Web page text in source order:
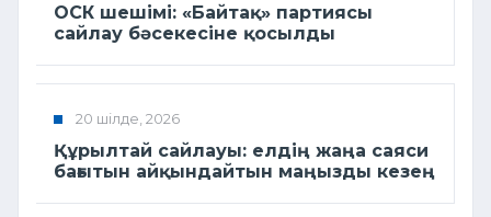
ОСК шешімі: «Байтақ» партиясы
сайлау бәсекесіне қосылды
20 шілде, 2026
Құрылтай сайлауы: елдің жаңа саяси
бағытын айқындайтын маңызды кезең